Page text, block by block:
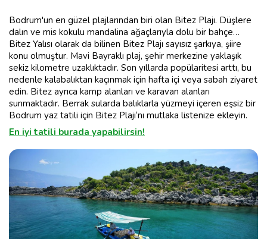
Bodrum'un en güzel plajlarından biri olan Bitez Plajı. Düşlere
dalın ve mis kokulu mandalina ağaçlarıyla dolu bir bahçe…
Bitez Yalısı olarak da bilinen Bitez Plajı sayısız şarkıya, şiire
konu olmuştur. Mavi Bayraklı plaj, şehir merkezine yaklaşık
sekiz kilometre uzaklıktadır. Son yıllarda popülaritesi arttı, bu
nedenle kalabalıktan kaçınmak için hafta içi veya sabah ziyaret
edin. Bitez ayrıca kamp alanları ve karavan alanları
sunmaktadır. Berrak sularda balıklarla yüzmeyi içeren eşsiz bir
Bodrum yaz tatili için Bitez Plajı‘nı mutlaka listenize ekleyin.
En iyi tatili burada yapabilirsin!